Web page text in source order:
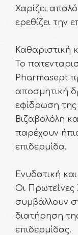
Χαρίζει
ερεθίζει την
Καθαριστική
Το
Pharmasept
αποσμητική
εφίδρωση της
Βιζαβολόλη
παρέχουν
επιδερμίδα.
Ενυδατική
Οι Πρωτεΐνες
συμβάλλουν
διατήρηση
επιδερμίδας.